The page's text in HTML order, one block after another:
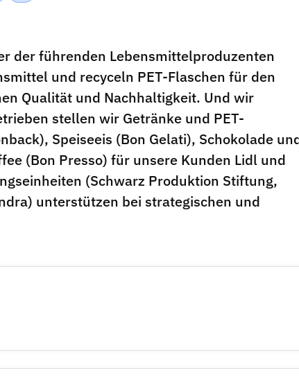
der führenden Lebensmittelproduzenten
und recyceln PET-Flaschen für den
Qualität und Nachhaltigkeit. Und wir
stellen wir Getränke und PET-
Speiseeis (Bon Gelati), Schokolade
(Bon Presso) für unsere Kunden Lidl und
(Schwarz Produktion Stiftung,
unterstützen bei strategischen und